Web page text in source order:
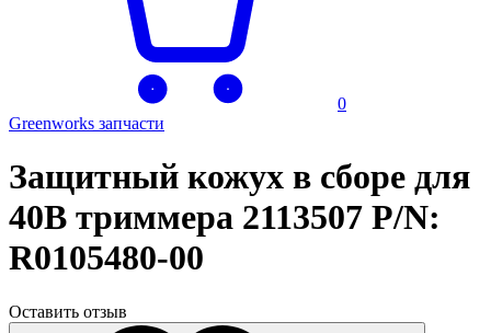
0
Greenworks запчасти
Защитный кожух в сборе для
40В триммера 2113507 P/N:
R0105480-00
Оставить отзыв